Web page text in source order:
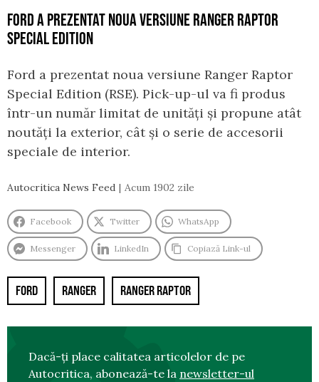
FORD A PREZENTAT NOUA VERSIUNE RANGER RAPTOR
SPECIAL EDITION
Ford a prezentat noua versiune Ranger Raptor
Special Edition (RSE). Pick-up-ul va fi produs
într-un număr limitat de unități și propune atât
noutăți la exterior, cât și o serie de accesorii
speciale de interior.
Autocritica News Feed Acum 1902 zile
Facebook Twitter WhatsApp
Messenger LinkedIn Copiază Link-ul
FORD RANGER RANGER RAPTOR
Dacă-ți place calitatea articolelor de pe
Autocritica, abonează-te la newsletter-ul